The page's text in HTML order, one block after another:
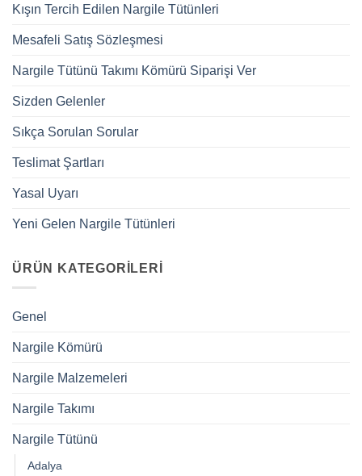
Kışın Tercih Edilen Nargile Tütünleri
Mesafeli Satış Sözleşmesi
Nargile Tütünü Takımı Kömürü Siparişi Ver
Sizden Gelenler
Sıkça Sorulan Sorular
Teslimat Şartları
Yasal Uyarı
Yeni Gelen Nargile Tütünleri
ÜRÜN KATEGORILERI
Genel
Nargile Kömürü
Nargile Malzemeleri
Nargile Takımı
Nargile Tütünü
Adalya